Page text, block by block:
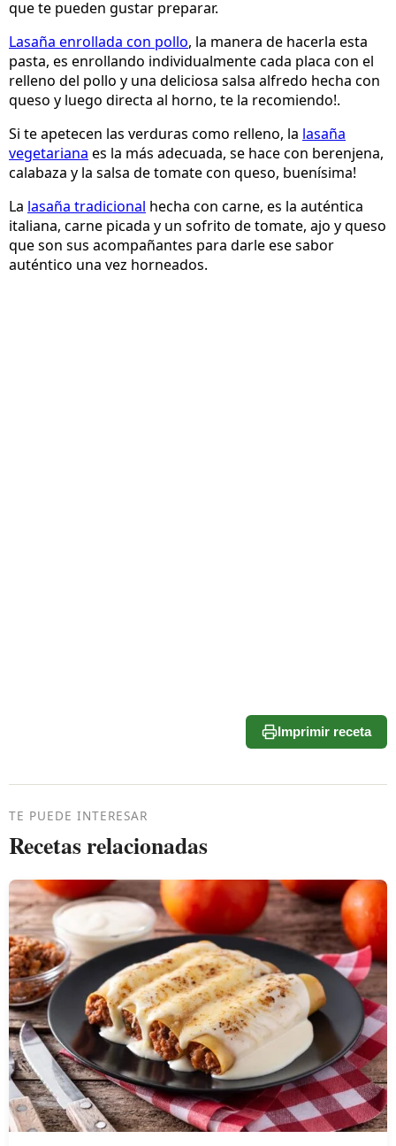
que te pueden gustar preparar.
Lasaña enrollada con pollo, la manera de hacerla esta
pasta, es enrollando individualmente cada placa con el
relleno del pollo y una deliciosa salsa alfredo hecha con
queso y luego directa al horno, te la recomiendo!.
Si te apetecen las verduras como relleno, la lasaña
vegetariana es la más adecuada, se hace con berenjena,
calabaza y la salsa de tomate con queso, buenísima!
La lasaña tradicional hecha con carne, es la auténtica
italiana, carne picada y un sofrito de tomate, ajo y queso
que son sus acompañantes para darle ese sabor
auténtico una vez horneados.
Imprimir receta
TE PUEDE INTERESAR
Recetas relacionadas